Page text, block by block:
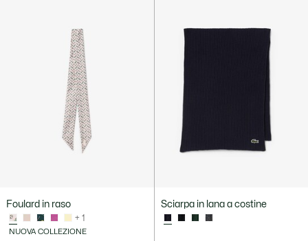
Foulard in raso
+ 1
NUOVA COLLEZIONE
Sciarpa in lana a costine